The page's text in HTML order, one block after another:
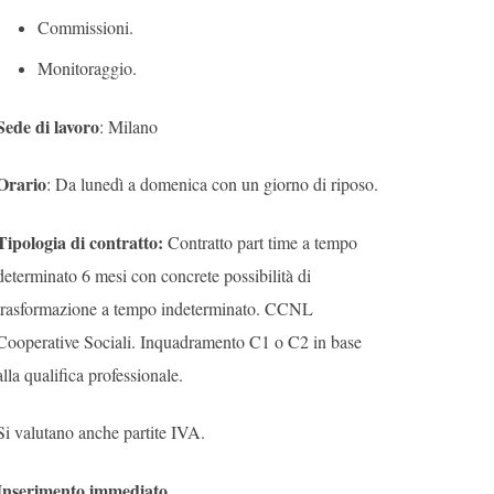
Commissioni.
Monitoraggio.
di lavoro: Milano
: Da lunedì a domenica con un giorno di riposo.
di contratto: Contratto part time a tempo
6 mesi con concrete possibilità di
a tempo indeterminato. CCNL
Sociali. Inquadramento C1 o C2 in base
qualifica professionale.
valutano anche partite IVA.